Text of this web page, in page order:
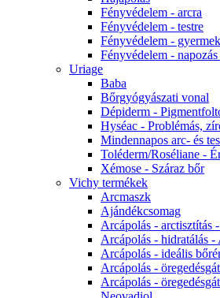
Fényvédelem - arcra
Fényvédelem - testre
Fényvédelem -
Fényvédelem - napozás
Uriage
Baba
Bőrgyógyászati vonal
Dépiderm -
Hyséac - Problémás,
Mindennapos arc- és
Toléderm/Roséliane -
Xémose - Száraz bőr
Vichy termékek
Arcmaszk
Ajándékcsomag
Arcápolás - arctisztítás
Arcápolás - hidratálás
Arcápolás - ideális
Arcápolás -
Arcápolás -